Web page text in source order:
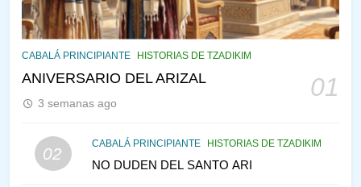
CABALÁ PRINCIPIANTE HISTORIAS DE TZADIKIM
ANIVERSARIO DEL ARIZAL 01
3 semanas ago
02
CABALÁ PRINCIPIANTE HISTORIAS DE TZADIKIM
NO DUDEN DEL SANTO ARI
145
CABALÁ Y JASIDUT: EL
CONSEJO DE LOS PADRES
146
TEMPLO Y LA ALEGRÍA EN